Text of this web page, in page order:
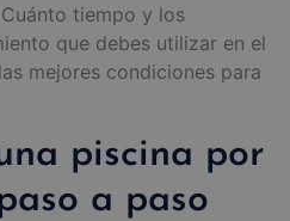
tiempo y los
que debes utilizar en el
mejores condiciones para
piscina por
a paso